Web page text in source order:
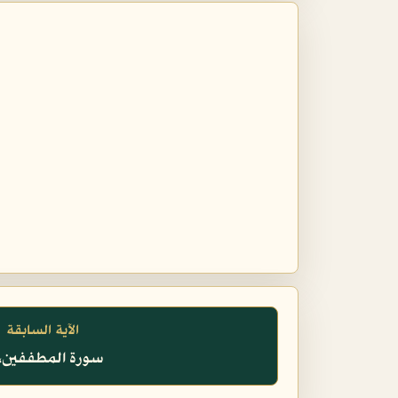
الآية السابقة
سورة المطففين،